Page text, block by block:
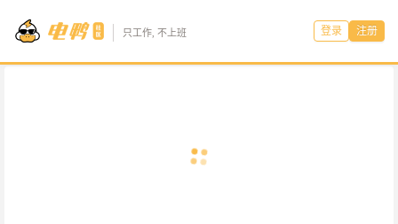
只工作, 不上班 登录 注册